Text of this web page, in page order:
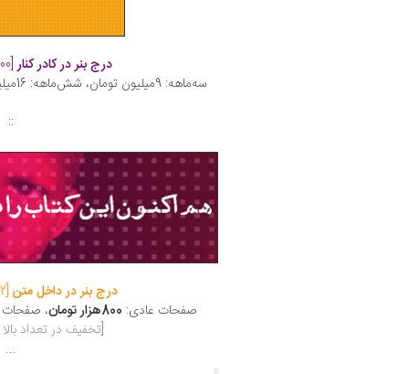
درج بنر در کادر کنار[300 در 300 پیکسل]:
سه‌ماهه: 9میلیون تومان، شش‌ماهه: 16میلیون تومان، یک‌ساله: 28میلیون تومان.
::
درج بنر در داخل متن [122 در 455 پیکسل]:
صفحات عادی: 800هزار تومان ، صفحات
[تخفیف در تعداد
...